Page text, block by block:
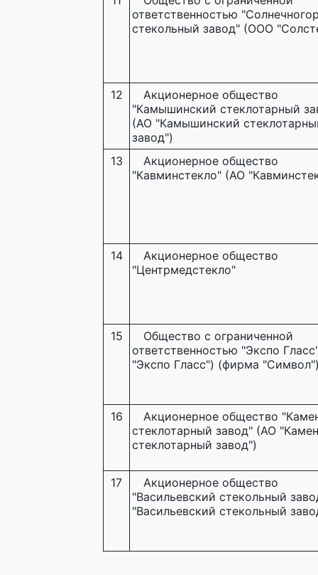
ответственностью
стекольный завод" (ООО
12
Акционерное общество
"Камышинский стеклотарный
(АО "Камышинский
завод")
13
Акционерное общество
"Кавминстекло" (АО
14
Акционерное общество
"Центрмедстекло"
15
Общество с ограниченной
ответственностью "Экспо
"Экспо Гласс") (фирма
16
Акционерное общество
стеклотарный завод" (АО
стеклотарный завод")
17
Акционерное общество
"Васильевский стекольный
"Васильевский стекольный